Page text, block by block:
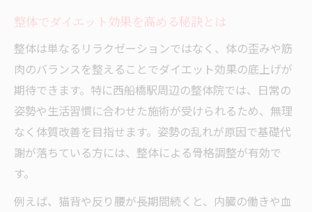
整体でダイエット効果を高める秘訣とは
整体は単なるリラクゼーションではなく、体の歪みや筋
肉のバランスを整えることでダイエット効果の底上げが
期待できます。特に西船橋駅周辺の整体院では、日常の
姿勢や生活習慣に合わせた施術が受けられるため、無理
なく体質改善を目指せます。姿勢の乱れが原因で基礎代
謝が落ちている方には、整体による骨格調整が有効で
す。
例えば、猫背や反り腰が長期間続くと、内臓の働きや血